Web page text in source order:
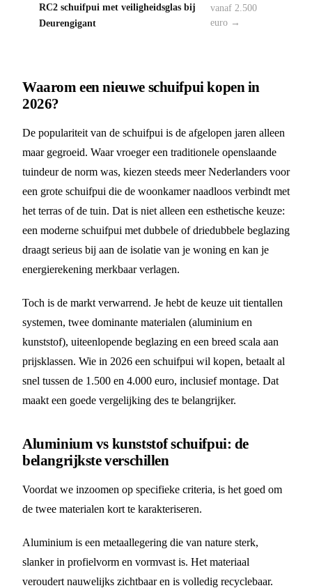
RC2 schuifpui met veiligheidsglas bij
Deurengigant
vanaf 2.500
euro →
Waarom een nieuwe schuifpui kopen in
2026?
De populariteit van de schuifpui is de afgelopen jaren alleen
maar gegroeid. Waar vroeger een traditionele openslaande
tuindeur de norm was, kiezen steeds meer Nederlanders voor
een grote schuifpui die de woonkamer naadloos verbindt met
het terras of de tuin. Dat is niet alleen een esthetische keuze:
een moderne schuifpui met dubbele of driedubbele beglazing
draagt serieus bij aan de isolatie van je woning en kan je
energierekening merkbaar verlagen.
Toch is de markt verwarrend. Je hebt de keuze uit tientallen
systemen, twee dominante materialen (aluminium en
kunststof), uiteenlopende beglazing en een breed scala aan
prijsklassen. Wie in 2026 een schuifpui wil kopen, betaalt al
snel tussen de 1.500 en 4.000 euro, inclusief montage. Dat
maakt een goede vergelijking des te belangrijker.
Aluminium vs kunststof schuifpui: de
belangrijkste verschillen
Voordat we inzoomen op specifieke criteria, is het goed om
de twee materialen kort te karakteriseren.
Aluminium is een metaallegering die van nature sterk,
slanker in profielvorm en vormvast is. Het materiaal
veroudert nauwelijks zichtbaar en is volledig recyclebaar.